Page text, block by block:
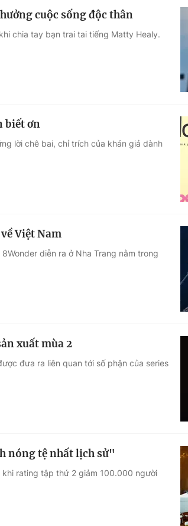
Tuyển sinh
Học trực tuyến
cuộc sống độc thân
chia tay bạn trai tai tiếng Matty Healy.
biết ơn
lời chê bai, chỉ trích của khán giả dành
Việt Nam
diễn ra ở Nha Trang nằm trong
xuất mùa 2
đưa ra liên quan tới số phận của series
nóng tệ nhất lịch sử"
rating tập thứ 2 giảm 100.000 người